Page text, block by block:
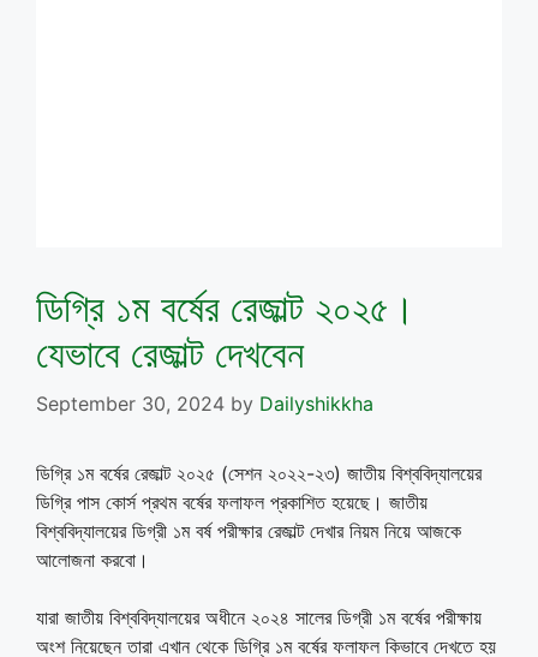
ডিগ্রি ১ম বর্ষের রেজাল্ট ২০২৫।
যেভাবে রেজাল্ট দেখবেন
September 30, 2024 by Dailyshikkha
ডিগ্রি ১ম বর্ষের রেজাল্ট ২০২৫ (সেশন ২০২২-২৩) জাতীয় বিশ্ববিদ্যালয়ের
ডিগ্রি পাস কোর্স প্রথম বর্ষের ফলাফল প্রকাশিত হয়েছে। জাতীয়
বিশ্ববিদ্যালয়ের ডিগ্রী ১ম বর্ষ পরীক্ষার রেজাল্ট দেখার নিয়ম নিয়ে আজকে
আলোজনা করবো।
যারা জাতীয় বিশ্ববিদ্যালয়ের অধীনে ২০২৪ সালের ডিগ্রী ১ম বর্ষের পরীক্ষায়
অংশ নিয়েছেন তারা এখান থেকে ডিগ্রি ১ম বর্ষের ফলাফল কিভাবে দেখতে হয়